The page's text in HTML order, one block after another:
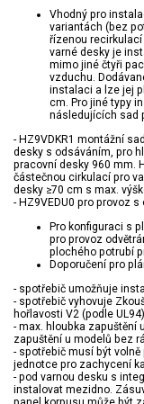
Vhodný pro
variantách (bez
řízenou
varné desky je
mimo jiné čtyři
vzduchu.
instalaci a lze jej
cm. Pro jiné typy
následujících sad
- HZ9VDKR1 montážní
desky s odsáváním, pro
pracovní desky 960 mm.
částečnou cirkulací pro
desky ≥70 cm s max.
- HZ9VEDU0 pro provoz s
Pro konfiguraci s
pro provoz
plochého potrubí
Doporučení pro
- spotřebič umožňuje
- spotřebič vyhovuje
hořlavosti V2 (podle UL94).
- max. hloubka zapuštění
zapuštění u modelů bez
- spotřebič musí být
jednotce pro zachycení
- pod varnou desku s
instalovat mezidno.